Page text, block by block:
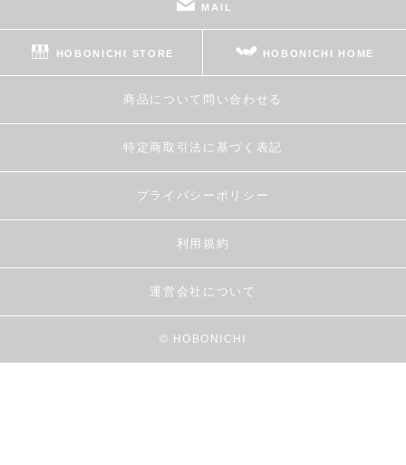
MAIL
HOBONICHI STORE HOBONICHI HOME
商品について問い合わせる
特定商取引法に基づく表記
プライバシーポリシー
利用規約
運営会社について
© HOBONICHI